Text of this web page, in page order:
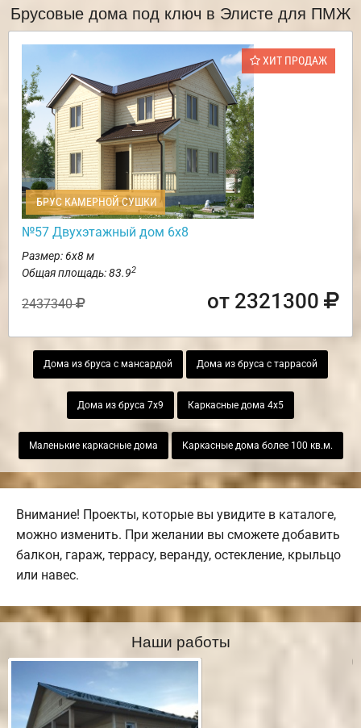
Брусовые дома под ключ в Элисте для ПМЖ
ХИТ ПРОДАЖ
БРУС КАМЕРНОЙ СУШКИ
№57 Двухэтажный дом 6х8
Размер: 6х8 м
Общая площадь: 83.92
2437340 от 2321300
Дома из бруса с мансардой Дома из бруса с таррасой
Дома из бруса 7х9 Каркасные дома 4х5
Маленькие каркасные дома Каркасные дома более 100 кв.м.
Внимание! Проекты, которые вы увидите в каталоге,
можно изменить. При желании вы сможете добавить
балкон, гараж, террасу, веранду, остекление, крыльцо
или навес.
Наши работы